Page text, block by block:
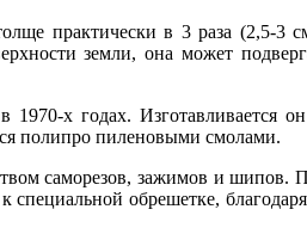
практически в 3 раза (2,5-3
земли, она может
х годах. Изготавливается
полипро пиленовыми смолами.
саморезов, зажимов и
специальной обрешетке,